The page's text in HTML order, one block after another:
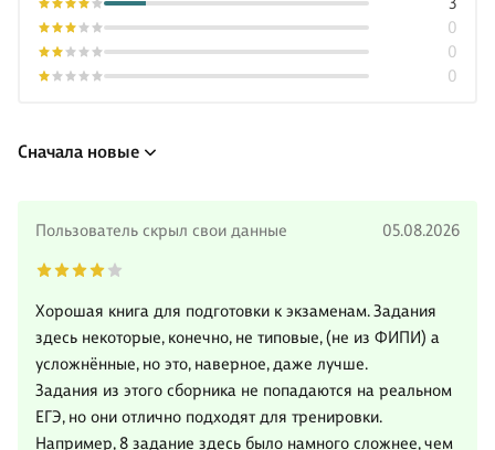
0
0
0
Сначала новые
Пользователь скрыл свои данные 05.08.2026
Хорошая книга для подготовки к экзаменам. Задания
здесь некоторые, конечно, не типовые, (не из ФИПИ) а
усложнённые, но это, наверное, даже лучше.
Задания из этого сборника не попадаются на реальном
ЕГЭ, но они отлично подходят для тренировки.
Например, 8 задание здесь было намного сложнее, чем